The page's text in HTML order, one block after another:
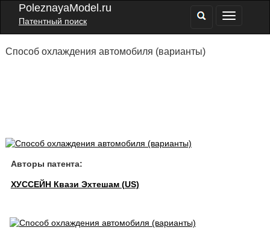
PoleznayaModel.ru
Патентный поиск
Способ охлаждения автомобиля (варианты)
Авторы патента:
ХУССЕЙН Квази Эхтешам (US)